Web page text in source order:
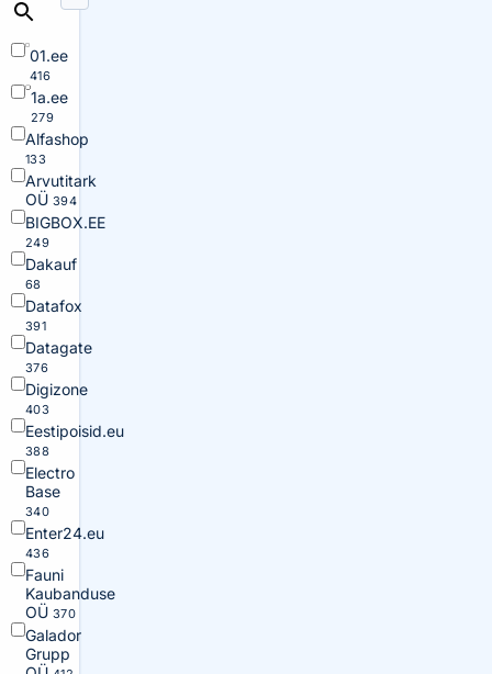
01.ee
416
1a.ee
279
Alfashop
133
Arvutitark
OÜ 394
BIGBOX.EE
249
Dakauf
68
Datafox
391
Datagate
376
Digizone
403
Eestipoisid.eu
388
Electro
Base
340
Enter24.eu
436
Fauni
Kaubanduse
OÜ 370
Galador
Grupp